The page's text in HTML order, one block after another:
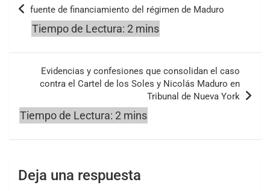
entradas
fuente de financiamiento del régimen de Maduro
Evidencias y confesiones que consolidan el caso
contra el Cartel de los Soles y Nicolás Maduro en
Tribunal de Nueva York
Deja una respuesta